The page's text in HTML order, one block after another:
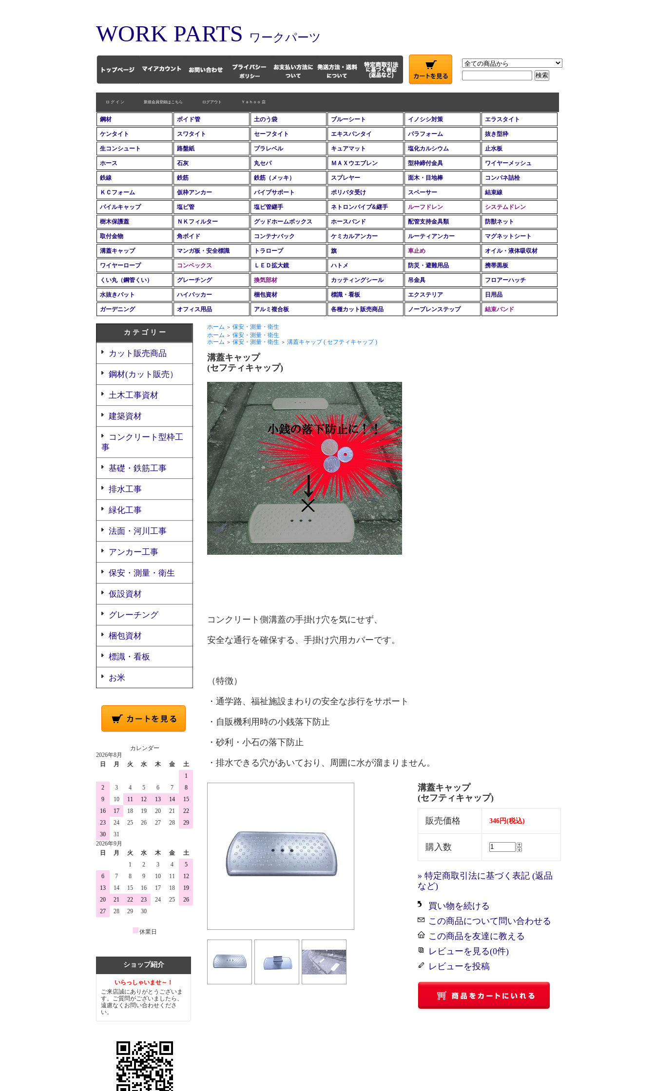
WORK PARTS ワークパーツ
ロ グ イ ン 新規会員登録はこちら ログアウト Ｙａｈｏｏ 店
鋼材 ボイド管 土のう袋 ブルーシート イノシシ対策 エラスタイト
ケンタイト スワタイト セーフタイト エキスパンタイ パラフォーム 抜き型枠
生コンシュート 路盤紙 プラレベル キュアマット 塩化カルシウム 止水板
ホース 石灰 丸セパ ＭＡＸウエブレン 型枠締付金具 ワイヤーメッシュ
鉄線 鉄筋 鉄筋（メッキ） スプレヤー 面木・目地棒 コンパネ詰栓
ＫＣフォーム 仮枠アンカー パイプサポート ポリバタ受け スペーサー 結束線
パイルキャップ 塩ビ管 塩ビ管継手 ネトロンパイプ&継手 ルーフドレン システムドレン
樹木保護蓋 ＮＫフィルター グッドホームボックス ホースバンド 配管支持金具類 防獣ネット
取付金物 角ボイド コンテナバック ケミカルアンカー ルーティアンカー マグネットシート
溝蓋キャップ マンガ板・安全標識 トラロープ 旗 車止め オイル・液体吸収材
ワイヤーロープ コンベックス ＬＥＤ拡大鏡 ハトメ 防災・避難用品 携帯黒板
くい丸（鋼管くい） グレーチング 換気部材 カッティングシール 吊金具 フロアーハッチ
水抜きパット ハイパッカー 梱包資材 標識・看板 エクステリア 日用品
ガーデニング オフィス用品 アルミ複合板 各種カット販売商品 ノーブレンステップ 結束バンド
カ テ ゴ リ ー
カット販売商品
鋼材(カット販売）
土木工事資材
建築資材
コンクリート型枠工
事
基礎・鉄筋工事
排水工事
緑化工事
法面・河川工事
アンカー工事
保安・測量・衛生
仮設資材
グレーチング
梱包資材
標識・看板
お米
カレンダー
2026年8月
日
月 火 水 木 金
土
1
2
3 4 5 6 7
8
9
10 11 12 13 14
15
16
17 18 19 20 21
22
23
24 25 26 27 28
29
30
31
2026年9月
日
月 火 水 木 金
土
1
2 3 4
5
6
7 8 9 10 11
12
13
14 15 16 17 18
19
20
21 22 23 24 25
26
27
28 29 30
■休業日
ショップ紹介
いらっしゃいませ～！
ご来店誠にありがとうございま
す。ご質問がございましたら、
遠慮なくお問い合わせくださ
い。
ホーム ＞ 保安・測量・衛生
ホーム ＞ 保安・測量・衛生
ホーム ＞ 保安・測量・衛生 ＞ 溝蓋キャップ ( セフティキャップ )
溝蓋キャップ
(セフティキャップ)
コンクリート側溝蓋の手掛け穴を気にせず、
安全な通行を確保する、手掛け穴用カバーです。
（特徴）
・通学路、福祉施設まわりの安全な歩行をサポート
・自販機利用時の小銭落下防止
・砂利・小石の落下防止
・排水できる穴があいており、周囲に水が溜まりません。
溝蓋キャップ
(セフティキャップ)
販売価格 346円(税込)
購入数
» 特定商取引法に基づく表記 (返品
など)
買い物を続ける
この商品について問い合わせる
この商品を友達に教える
レビューを見る(0件)
レビューを投稿